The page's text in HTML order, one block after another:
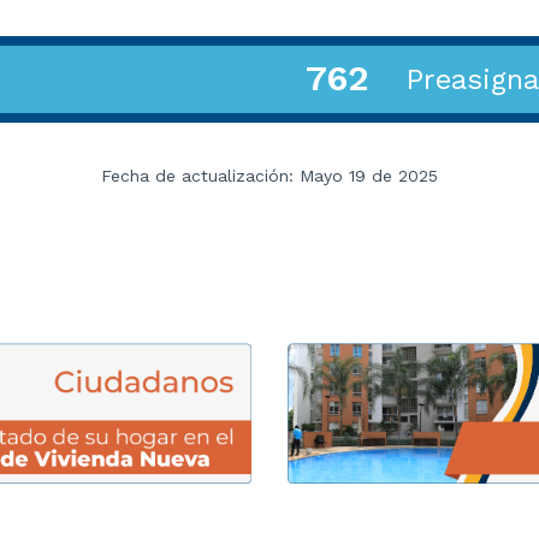
762
Fecha de actualización: Mayo 19 de 2025